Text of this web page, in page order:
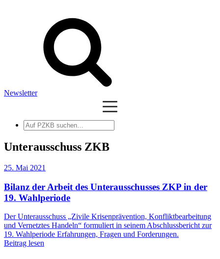
Newsletter
Auf
PZKB
Unterausschuss ZKB
25. Mai 2021
Bilanz der Arbeit des Unterausschusses ZKP in der
19. Wahlperiode
Der Unterausschuss „Zivile Krisenprävention, Konfliktbearbeitung
und Vernetztes Handeln“ formuliert in seinem Abschlussbericht zur
19. Wahlperiode Erfahrungen, Fragen und Forderungen.
Beitrag lesen